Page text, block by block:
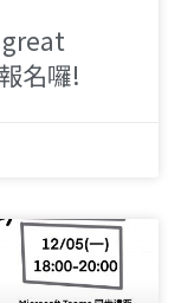
great
名囉!